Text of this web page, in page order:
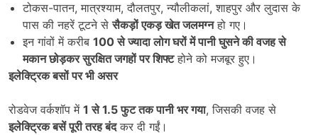
टोकस-पातन, मात्रश्याम, दौलतपुर, न्यौलीकलां, शाहपुर और लुदास के
पास की नहरें टूटने सेसैकड़ों एकड़ खेत जलमग्नहो गए।
इन गांवों में करीब 100से ज्यादा लोग घरों में पानी घुसने की वजह से
मकान छोड़कर सुरक्षित जगहों पर शिफ्टहोने को मजबूर हुए।
इलेक्ट्रिक बसों पर भी असर
रोडवेज वर्कशॉप में 1से1.5फुट तक पानी भर गया, जिसकी वजह से
इलेक्ट्रिक बसें पूरी तरह बंदकर दी गईं।